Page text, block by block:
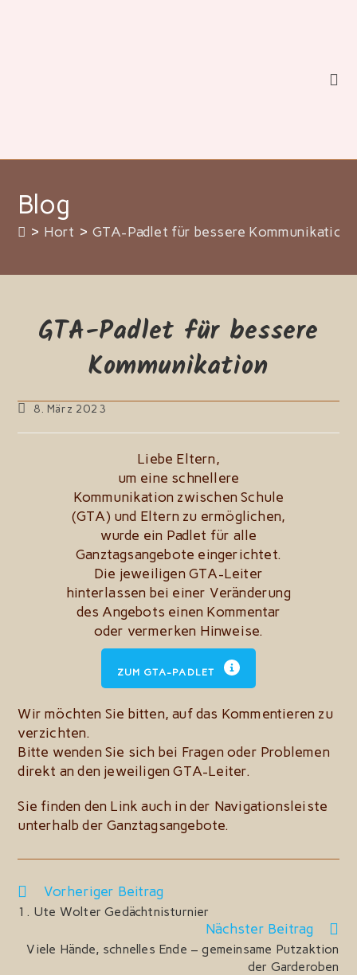
Blog
> Hort > GTA-Padlet für bessere Kommunikation
GTA-Padlet für bessere
Kommunikation
Beitrag
8. März 2023
Liebe Eltern,
um eine schnellere
Kommunikation zwischen Schule
(GTA) und Eltern zu ermöglichen,
wurde ein Padlet für alle
Ganztagsangebote eingerichtet.
Die jeweiligen GTA-Leiter
hinterlassen bei einer Veränderung
des Angebots einen Kommentar
oder vermerken Hinweise.
ZUM GTA-PADLET
Wir möchten Sie bitten, auf das Kommentieren zu
verzichten.
Bitte wenden Sie sich bei Fragen oder Problemen
direkt an den jeweiligen GTA-Leiter.
Sie finden den Link auch in der Navigationsleiste
unterhalb der Ganztagsangebote.
Weitere
Artikel
ansehen
Vorheriger Beitrag
1. Ute Wolter Gedächtnisturnier
Nächster Beitrag
Viele Hände, schnelles Ende – gemeinsame Putzaktion
der Garderoben